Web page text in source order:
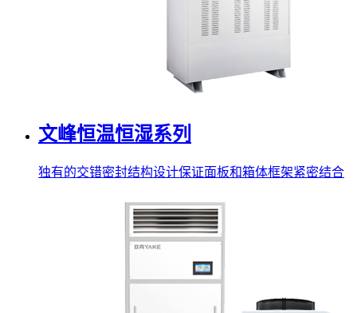
文峰恒温恒湿系列
独有的交错密封结构设计保证面板和箱体框架紧密结合